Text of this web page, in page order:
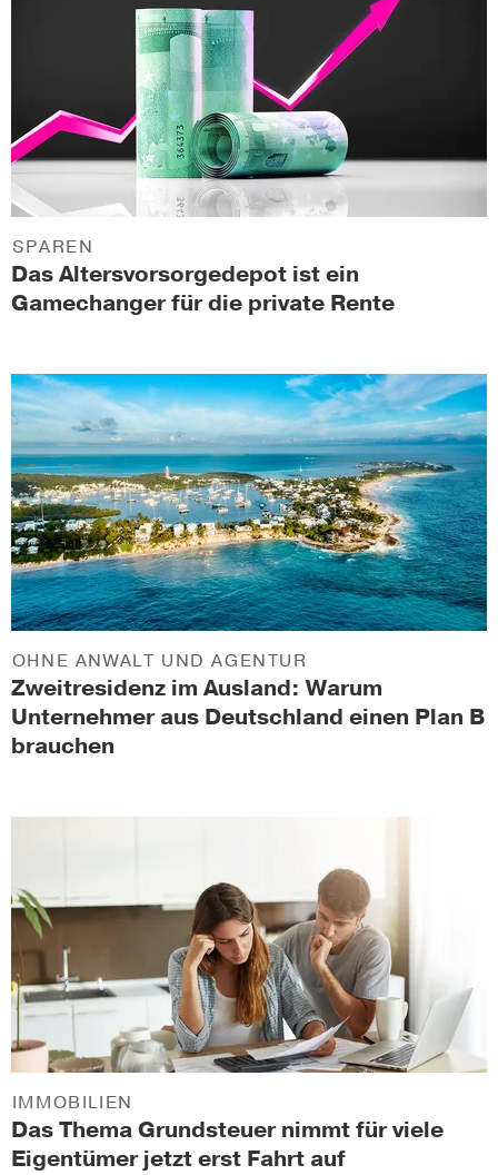
Das Altersvorsorgedepot ist ein
Gamechanger für die private Rente
SPAREN
Zweitresidenz im Ausland: Warum
Unternehmer aus Deutschland einen Plan B
brauchen
OHNE ANWALT UND AGENTUR
Das Thema Grundsteuer nimmt für viele
Eigentümer jetzt erst Fahrt auf
IMMOBILIEN